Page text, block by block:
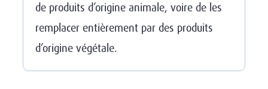
de produits d’origine animale, voire de les
remplacer entièrement par des produits
d’origine végétale.